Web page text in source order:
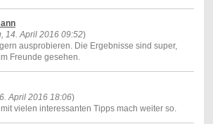
14. April 2016 09:52)
ausprobieren. Die Ergebnisse sind super,
Freunde gesehen.
April 2016 18:06)
vielen interessanten Tipps mach weiter so.